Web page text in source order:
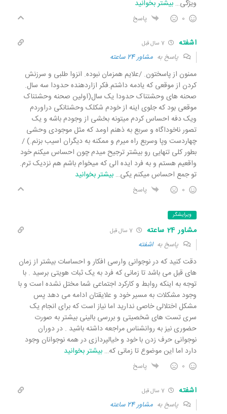
ویژگی… بیشتر بخوانید
0 پاسخ
اشفته
پاسخ به مشاور 24 ساعته
ممنون از پاسختون. /علایم همزمان نبوده. انزوا طلبی و سرزنش
کردن از موقعی که یادمه داشتم.فکر ازاردهنده حدودا سه سال.
صحنه های وحشتناک حدودا یک سال(اولین صحنه وحشتناک
موقعی بود که جلوی اینه از خودم شکلک وحشتانکی دراوردم
ویک دفه احساس کردم میتونه بخشی از وجودم باشه و یک
تصور ناخوداگاه و سربع به ذهنم اومد که مثل موجودی وحشی
چهاردست وپا وسربع راه میرم و ممکنه به دیگران اسیب بزنم.) /
بطور کلی تنهایی رو بیشتر ترجیح میدم چون احساس میکنم خود
واقعیم هستم و به فرد ایده الی که میخوام باشم هم نزدیک ترم.
تو جمع احساس میکنم یکی… بیشتر بخوانید
0 پاسخ
ویرایشگر
مشاور 24 ساعته
پاسخ بهاشفته
دقت کنید که در نوجوانی وارسی افکار و احساسات بیشتر از زمان
های قبل می باشد تا زمانی که فرد به یک ثبات هویتی برسید . با
توجه به اینکه روابط و کارکرد اجتماعی شما مختل نشده است و با
وجود مشکلات به مسیر خود و علایقتان ادامه می دهد پس
مشکل اختلالی خاصی ندارید اما نیاز است که برای انجام یک
سری تست های شخصیتی و بررسی بالینی بیشتر به صورت
حضوری نیز به روانشناس مراجعه داشته باشید . در دوران
نوجوانی حرف زدن با خود و خیالپردازی در همه نوجوانان وجود
دارد اما این موضوع تا زمانی که… بیشتر بخوانید
0 پاسخ
اشفته
پاسخ به مشاور 24 ساعته